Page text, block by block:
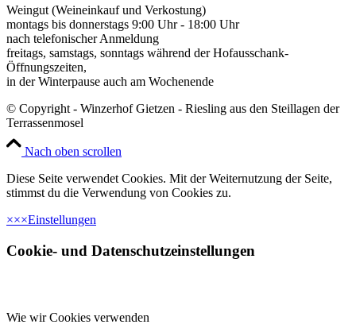
Weingut (Weineinkauf und Verkostung)
montags bis donnerstags 9:00 Uhr - 18:00 Uhr
nach telefonischer Anmeldung
freitags, samstags, sonntags während der Hofausschank-
Öffnungszeiten,
in der Winterpause auch am Wochenende
© Copyright - Winzerhof Gietzen - Riesling aus den Steillagen der
Terrassenmosel
Nach oben scrollen
Diese Seite verwendet Cookies. Mit der Weiternutzung der Seite,
stimmst du die Verwendung von Cookies zu.
×××Einstellungen
Cookie- und Datenschutzeinstellungen
Wie wir Cookies verwenden